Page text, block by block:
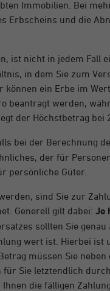
Immobilien. Bei
Erbscheins und die
ist nicht in jedem Fall
in dem Sie zum
können ein Erbe im
beantragt werden,
der Höchstbetrag
bei der Berechnung
der für
persönliche Güter.
sind Sie zur
Generell gilt dabei: Je
sollten Sie
wert ist. Hierbei ist
müssen Sie
Sie letztendlich
die fälligen